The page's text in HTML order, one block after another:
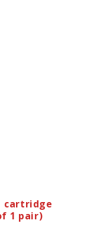
cartridge
1 pair)